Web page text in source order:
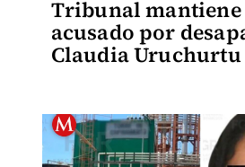
Tribunal
acusado por
Claudia Uruchurtu